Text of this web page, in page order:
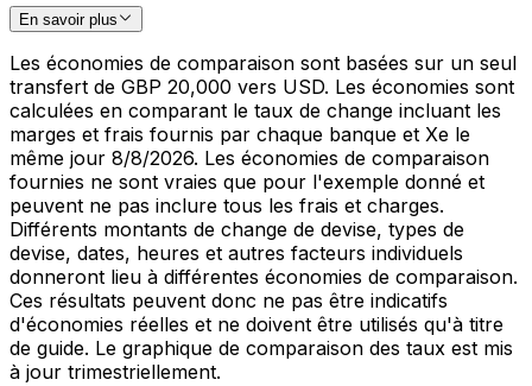
En savoir plus
Les économies de comparaison sont basées sur un seul
transfert de GBP 20,000 vers USD. Les économies sont
calculées en comparant le taux de change incluant les
marges et frais fournis par chaque banque et Xe le
même jour 8/8/2026. Les économies de comparaison
fournies ne sont vraies que pour l'exemple donné et
peuvent ne pas inclure tous les frais et charges.
Différents montants de change de devise, types de
devise, dates, heures et autres facteurs individuels
donneront lieu à différentes économies de comparaison.
Ces résultats peuvent donc ne pas être indicatifs
d'économies réelles et ne doivent être utilisés qu'à titre
de guide. Le graphique de comparaison des taux est mis
à jour trimestriellement.